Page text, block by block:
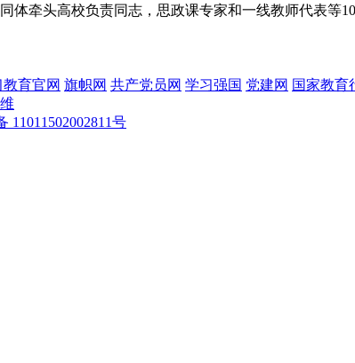
体牵头高校负责同志，思政课专家和一线教师代表等
育官网 旗帜网 共产党员网 学习强国 党建网 国家教育
11011502002811号